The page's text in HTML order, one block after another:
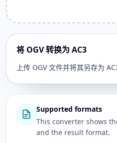
将 OGV 转换为 AC3
上传 OGV 文件并将其另存为
Supported formats
This converter shows
and the result format.